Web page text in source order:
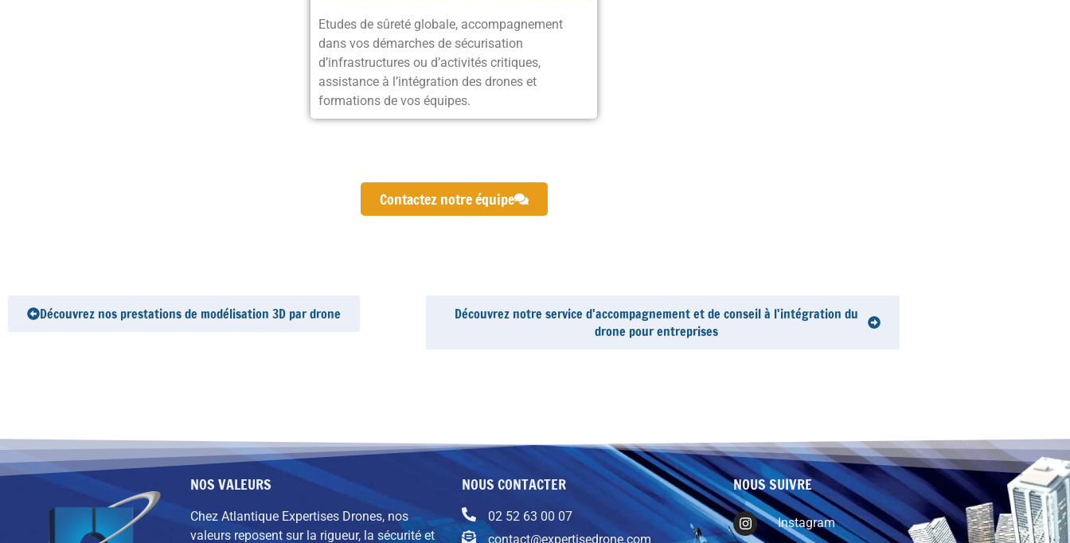
Etudes de sûreté globale, accompagnement
dans vos démarches de sécurisation
d’infrastructures ou d’activités critiques,
assistance à l’intégration des drones et
formations de vos équipes.
Contactez notre équipe
Découvrez nos prestations de modélisation 3D par drone
Découvrez notre service d'accompagnement et de conseil à l'intégration du
drone pour entreprises
NOS VALEURS
Chez Atlantique Expertises Drones, nos
valeurs reposent sur la rigueur, la sécurité et
NOUS CONTACTER
02 52 63 00 07
contact@expertisedrone.com
NOUS SUIVRE
Instagram